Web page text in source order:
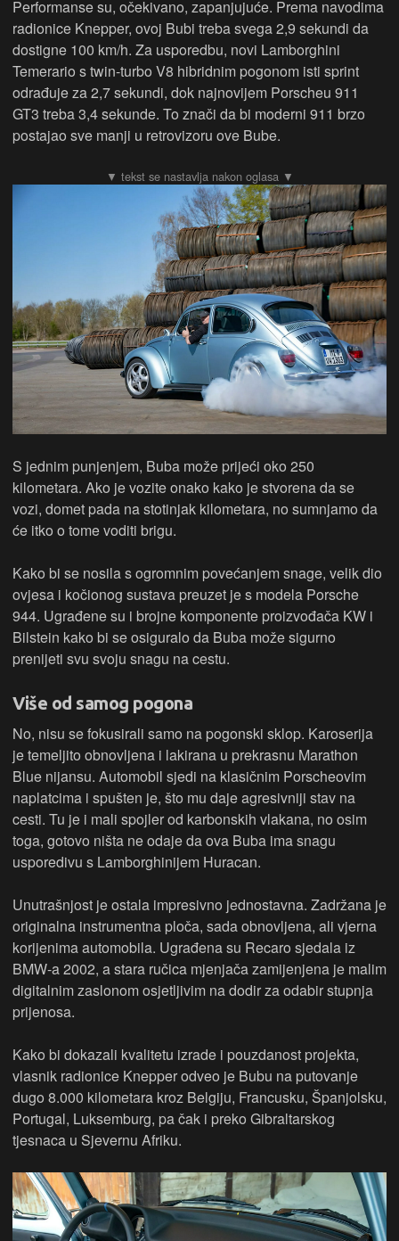
Performanse su, očekivano, zapanjujuće. Prema navodima
radionice Knepper, ovoj Bubi treba svega 2,9 sekundi da
dostigne 100 km/h. Za usporedbu, novi Lamborghini
Temerario s twin-turbo V8 hibridnim pogonom isti sprint
odrađuje za 2,7 sekundi, dok najnovijem Porscheu 911
GT3 treba 3,4 sekunde. To znači da bi moderni 911 brzo
postajao sve manji u retrovizoru ove Bube.
S jednim punjenjem, Buba može prijeći oko 250
kilometara. Ako je vozite onako kako je stvorena da se
vozi, domet pada na stotinjak kilometara, no sumnjamo da
će itko o tome voditi brigu.
Kako bi se nosila s ogromnim povećanjem snage, velik dio
ovjesa i kočionog sustava preuzet je s modela Porsche
944. Ugrađene su i brojne komponente proizvođača KW i
Bilstein kako bi se osiguralo da Buba može sigurno
prenijeti svu svoju snagu na cestu.
Više od samog pogona
No, nisu se fokusirali samo na pogonski sklop. Karoserija
je temeljito obnovljena i lakirana u prekrasnu Marathon
Blue nijansu. Automobil sjedi na klasičnim Porscheovim
naplatcima i spušten je, što mu daje agresivniji stav na
cesti. Tu je i mali spojler od karbonskih vlakana, no osim
toga, gotovo ništa ne odaje da ova Buba ima snagu
usporedivu s Lamborghinijem Huracan.
Unutrašnjost je ostala impresivno jednostavna. Zadržana je
originalna instrumentna ploča, sada obnovljena, ali vjerna
korijenima automobila. Ugrađena su Recaro sjedala iz
BMW-a 2002, a stara ručica mjenjača zamijenjena je malim
digitalnim zaslonom osjetljivim na dodir za odabir stupnja
prijenosa.
Kako bi dokazali kvalitetu izrade i pouzdanost projekta,
vlasnik radionice Knepper odveo je Bubu na putovanje
dugo 8.000 kilometara kroz Belgiju, Francusku, Španjolsku,
Portugal, Luksemburg, pa čak i preko Gibraltarskog
tjesnaca u Sjevernu Afriku.